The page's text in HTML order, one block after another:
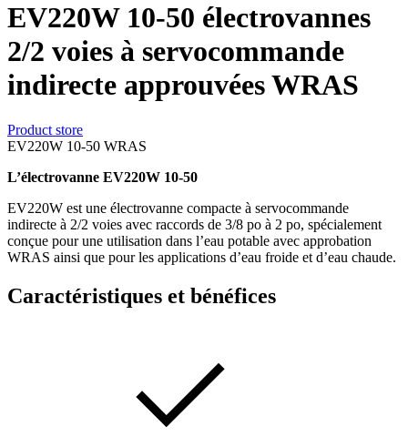
EV220W 10-50 électrovannes
2/2 voies à servocommande
indirecte approuvées WRAS
Product store
EV220W 10-50 WRAS
L’électrovanne EV220W 10-50
EV220W est une électrovanne compacte à servocommande
indirecte à 2/2 voies avec raccords de 3/8 po à 2 po, spécialement
conçue pour une utilisation dans l’eau potable avec approbation
WRAS ainsi que pour les applications d’eau froide et d’eau chaude.
Caractéristiques et bénéfices